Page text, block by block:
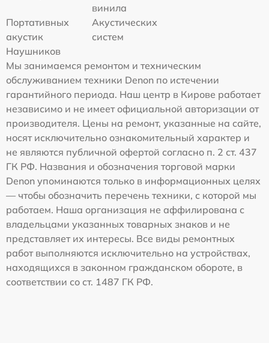
винила
Портативных
акустик
Акустических
систем
Наушников
Мы занимаемся ремонтом и техническим
обслуживанием техники Denon по истечении
гарантийного периода. Наш центр в Кирове работает
независимо и не имеет официальной авторизации от
производителя. Цены на ремонт, указанные на сайте,
носят исключительно ознакомительный характер и
не являются публичной офертой согласно п. 2 ст. 437
ГК РФ. Названия и обозначения торговой марки
Denon упоминаются только в информационных целях
— чтобы обозначить перечень техники, с которой мы
работаем. Наша организация не аффилирована с
владельцами указанных товарных знаков и не
представляет их интересы. Все виды ремонтных
работ выполняются исключительно на устройствах,
находящихся в законном гражданском обороте, в
соответствии со ст. 1487 ГК РФ.